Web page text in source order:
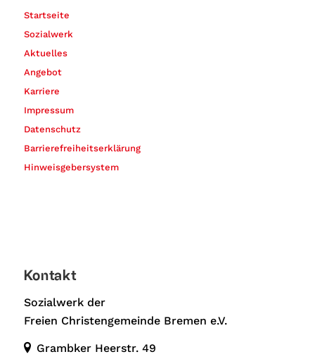
Startseite
Sozialwerk
Aktuelles
Angebot
Karriere
Impressum
Datenschutz
Barrierefreiheitserklärung
Hinweisgebersystem
Kontakt
Sozialwerk der
Freien Christengemeinde Bremen e.V.
Grambker Heerstr. 49